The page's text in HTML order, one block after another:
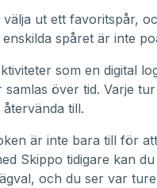
välja ut ett favoritspår,
spåret är inte
som en digital
samlas över tid. Varje
till.
är inte bara till för
Skippo tidigare kan
och du ser var